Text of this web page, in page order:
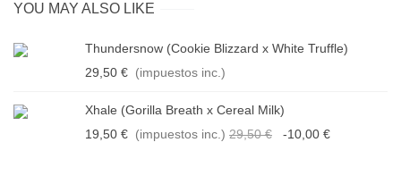
YOU MAY ALSO LIKE
Thundersnow (Cookie Blizzard x White Truffle)
29,50 € (impuestos inc.)
Xhale (Gorilla Breath x Cereal Milk)
19,50 € (impuestos inc.) 29,50 € -10,00 €